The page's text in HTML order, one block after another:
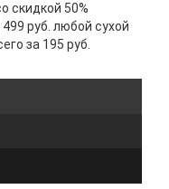
скидкой 50%
руб. любой сухой
за 195 руб.